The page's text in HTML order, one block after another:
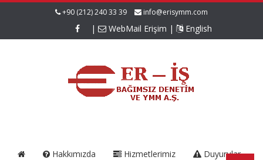
+90 (212) 240 33 39 info@erisymm.com
| WebMail Erişim | English
Hakkımızda Hizmetlerimiz Duyurular